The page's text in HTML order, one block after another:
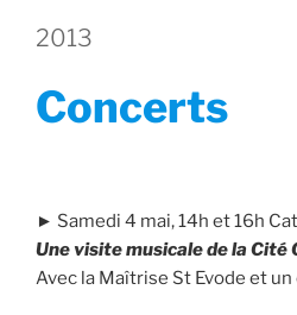
2013
Concerts
► Samedi 4 mai, 14h et 16h
Une visite musicale de la Cité
Avec la Maîtrise St Evode et